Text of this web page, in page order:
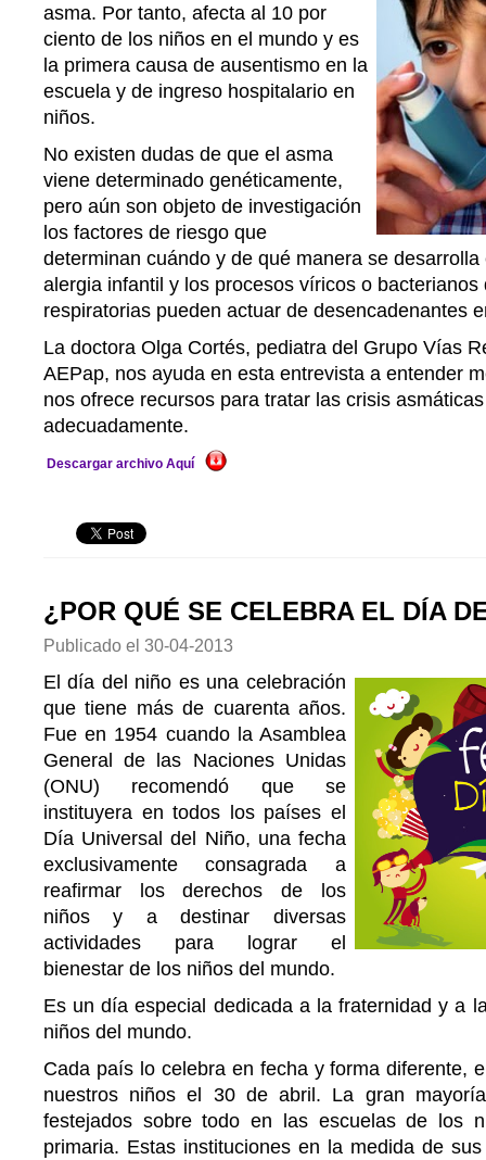
asma. Por tanto, afecta al 10 por
ciento de los niños en el mundo y es
la primera causa de ausentismo en la
escuela y de ingreso hospitalario en
niños.
No existen dudas de que el asma
viene determinado genéticamente,
pero aún son objeto de investigación
los factores de riesgo que
determinan cuándo y de qué manera se
alergia infantil y los procesos víricos o
respiratorias pueden actuar de desencadenantes
La doctora Olga Cortés, pediatra del Grupo Vías
AEPap, nos ayuda en esta entrevista a entender
nos ofrece recursos para tratar las crisis
adecuadamente.
Descargar archivo Aquí
¿POR QUÉ SE CELEBRA EL DÍA
Publicado el 30-04-2013
El día del niño es una celebración
que tiene más de cuarenta años.
Fue en 1954 cuando la Asamblea
General de las Naciones Unidas
(ONU) recomendó que se
instituyera en todos los países el
Día Universal del Niño, una fecha
exclusivamente consagrada a
reafirmar los derechos de los
niños y a destinar diversas
actividades para lograr el
bienestar de los niños del mundo.
Es un día especial dedicada a la fraternidad y a
niños del mundo.
Cada país lo celebra en fecha y forma diferente, e
nuestros niños el 30 de abril. La gran
festejados sobre todo en las escuelas de los
primaria. Estas instituciones en la medida de